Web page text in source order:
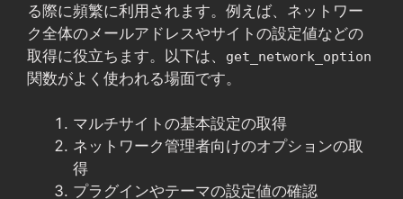
る際に頻繁に利用されます。例えば、ネットワー
ク全体のメールアドレスやサイトの設定値などの
取得に役立ちます。以下は、
get_network_option
関数がよく使われる場面です。
マルチサイトの基本設定の取得
ネットワーク管理者向けのオプションの取
得
プラグインやテーマの設定値の確認